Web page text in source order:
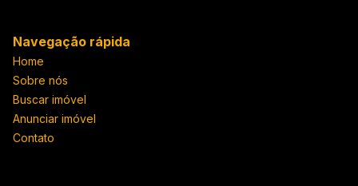
Navegação rápida
Home
Sobre nós
Buscar imóvel
Anunciar imóvel
Contato